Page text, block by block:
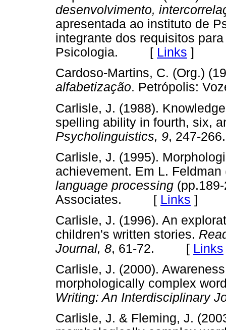
desenvolvimento,
apresentada ao instituto de
integrante dos requisitos
Psicologia. [ Links ]
Cardoso-Martins, C. (Org.)
alfabetização. Petrópolis:
Carlisle, J. (1988).
spelling ability in fourth, six,
Psycholinguistics, 9, 247-
Carlisle, J. (1995).
achievement. Em L.
language processing
Associates. [ Links ]
Carlisle, J. (1996). An
children's written stories.
Journal, 8, 61-72. [ Links
Carlisle, J. (2000).
morphologically complex
Writing: An Interdisciplinary
Carlisle, J. & Fleming, J.